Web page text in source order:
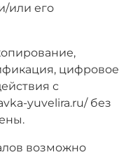
или его
цифровое
с
yuvelira.ru/ без
возможно